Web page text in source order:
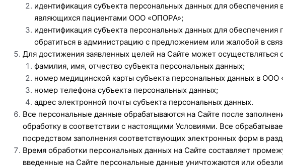
идентификация субъекта персональных данных для
являющихся пациентами ООО «ОПОРА»;
идентификация субъекта персональных данных для
обратиться в администрацию с предложением или жалобой в
Для достижения заявленных целей на Сайте может
фамилия, имя, отчество субъекта персональных данных;
номер медицинской карты субъекта персональных данных в ООО
номер телефона субъекта персональных данных;
адрес электронной почты субъекта персональных данных.
Все персональные данные обрабатываются на Сайте после
обработку в соответствии с настоящими Условиями. Все
посредством заполнения соответствующих электронных форм в
Время обработки персональных данных на Сайте составляет
введенные на Сайте персональные данные уничтожаются или